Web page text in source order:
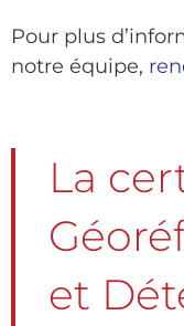
Pour plus
notre équipe,
La
et